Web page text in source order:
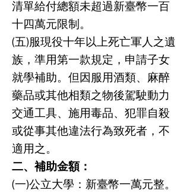
清單給付總額未超過新臺幣一百
十四萬元限制。
(五)服現役十年以上死亡軍人之遺
族，準用第一款規定，申請子女
就學補助。但因服用酒類、麻醉
藥品或其他相類之物後駕駛動力
交通工具、施用毒品、犯罪自殺
或從事其他違法行為致死者，不
適用之。
二、補助金額：
(一)公立大學：新臺幣一萬元整。